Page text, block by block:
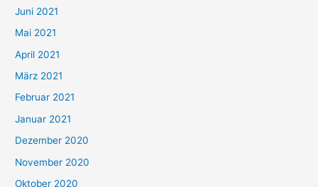
c
h
:
Juni 2021
Mai 2021
April 2021
März 2021
Februar 2021
Januar 2021
Dezember 2020
November 2020
Oktober 2020